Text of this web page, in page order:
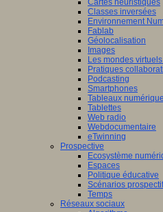
Cartes heuristiques
Classes inversées
Environnement
Fablab
Géolocalisation
Images
Les mondes
Pratiques
Podcasting
Smartphones
Tableaux
Tablettes
Web radio
Webdocumentaire
eTwinning
Prospective
Ecosystème
Espaces
Politique éducative
Scénarios
Temps
Réseaux sociaux